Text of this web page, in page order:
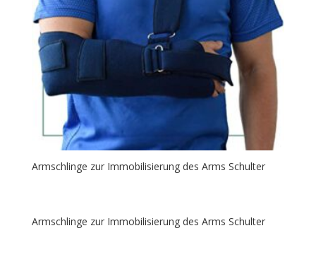
Armschlinge zur Immobilisierung des Arms Schulter
Armschlinge zur Immobilisierung des Arms Schulter